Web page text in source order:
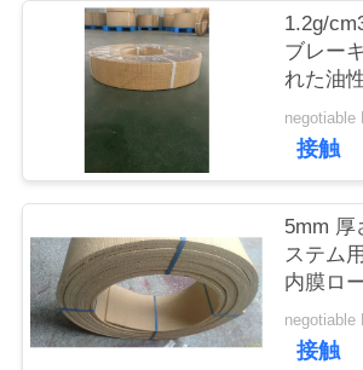
な
い
引
1.2g/
ブレー
れた油
negotiable
接触
5mm 厚
ステム
内膜ロ
negotiable
接触